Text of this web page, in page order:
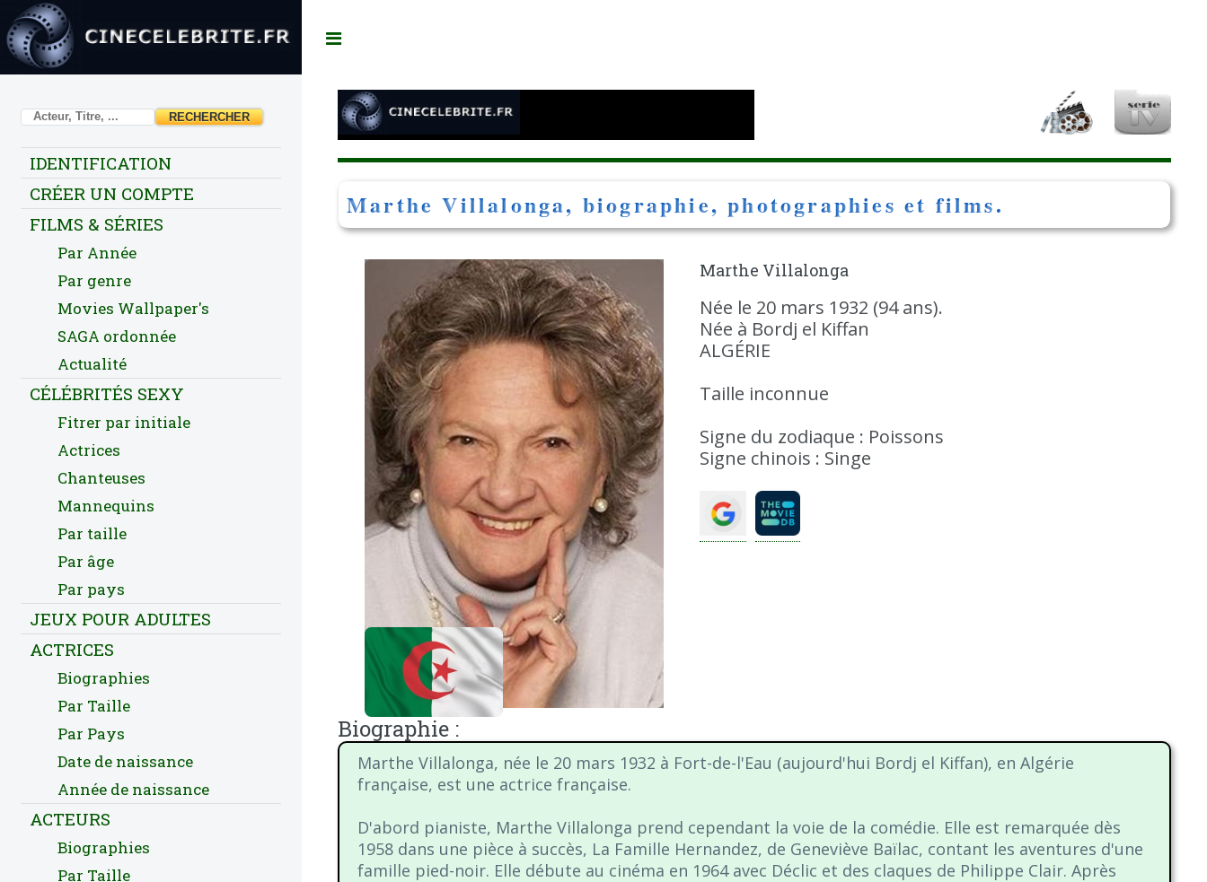
Marthe Villalonga, biographie, photographies et films.
Marthe Villalonga
Née le 20 mars 1932 (94 ans).
Née à Bordj el Kiffan
ALGÉRIE
Taille inconnue
Signe du zodiaque : Poissons
Signe chinois : Singe
Biographie :
Marthe Villalonga, née le 20 mars 1932 à Fort-de-l'Eau (aujourd'hui Bordj el Kiffan), en Algérie
française, est une actrice française.
D'abord pianiste, Marthe Villalonga prend cependant la voie de la comédie. Elle est remarquée dès
1958 dans une pièce à succès, La Famille Hernandez, de Geneviève Baïlac, contant les aventures d'une
famille pied-noir. Elle débute au cinéma en 1964 avec Déclic et des claques de Philippe Clair. Après
IDENTIFICATION
CRÉER UN COMPTE
FILMS & SÉRIES
Par Année
Par genre
Movies Wallpaper's
SAGA ordonnée
Actualité
CÉLÉBRITÉS SEXY
Fitrer par initiale
Actrices
Chanteuses
Mannequins
Par taille
Par âge
Par pays
JEUX POUR ADULTES
ACTRICES
Biographies
Par Taille
Par Pays
Date de naissance
Année de naissance
ACTEURS
Biographies
Par Taille